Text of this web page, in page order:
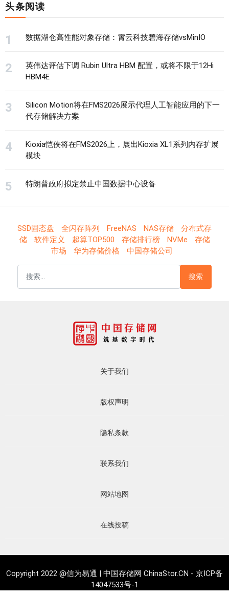
头条阅读
数据湖仓高性能对象存储：霄云科技碧海存储vsMinIO
英伟达评估下调 Rubin Ultra HBM 配置，或将不限于12Hi
HBM4E
Silicon Motion将在FMS2026展示代理人工智能应用的下一
代存储解决方案
Kioxia恺侠将在FMS2026上，展出Kioxia XL1系列内存扩展
模块
特朗普政府拟定禁止中国数据中心设备
SSD固态盘 全闪存阵列 FreeNAS NAS存储
分布式存
储
软件定义 超算TOP500 存储排行榜 NVMe
存储
市场
华为存储价格 中国存储公司
搜索
关于我们
版权声明
隐私条款
联系我们
网站地图
在线投稿
Copyright 2022 @信为易通 | 中国存储网 ChinaStor.CN - 京ICP备
14047533号-1